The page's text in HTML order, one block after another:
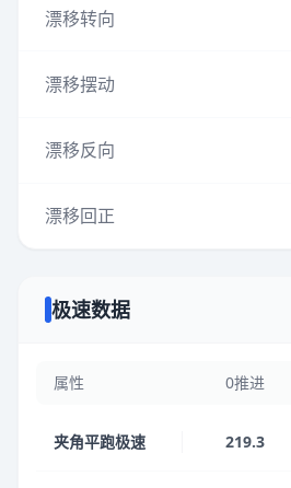
漂移转向
漂移摆动
漂移反向
漂移回正
极速数据
属性 0推进
夹角平跑极速 219.3